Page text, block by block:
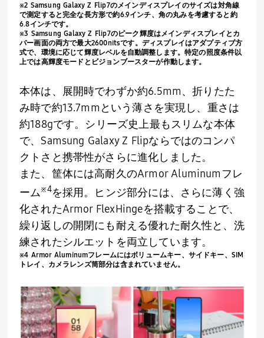
※2 Samsung Galaxy Z Flip7のメインディスプレイのサイズは対角線
で測定すると完全な長方形で約6.9インチ、角の丸みを考慮すると約
6.8インチです。
※3 Samsung Galaxy Z Flip7のピーク輝度はメインディスプレイとカ
バー画面の両方で最大2600nitsです。ディスプレイはアダプティブ方
式で、環境に応じて輝度レベルを自動調整します。特定の照度条件以
上では高輝度モードとビジョンブースターが作動します。
本体は、展開時でわずか約6.5mm、折りたた
み時で約13.7mm という薄さを実現し、重さは
約188gです。シリーズ史上最もスリムな本体
で、 Samsung Galaxy Z Flipならではのコンパ
クトさと携帯性がさらに進化しました。
また、筐体には高耐久のArmor Aluminum フレ
ーム※4を採用。ヒンジ部分には、さらに薄く強
化されたArmor FlexHingeを搭載することで、
繰り返しの開閉にも耐える優れた耐久性と、洗
練されたシルエットを両立しています。
※4 Armor Aluminumフレームにはボリュームキー、サイドキー、 SIM
トレイ、カメラレンズ筒部分は含まれていません。